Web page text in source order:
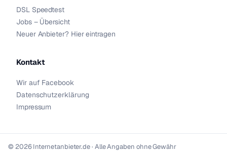
DSL Speedtest
Jobs – Übersicht
Neuer Anbieter? Hier eintragen
Kontakt
Wir auf Facebook
Datenschutzerklärung
Impressum
© 2026 Internetanbieter.de · Alle Angaben ohne Gewähr